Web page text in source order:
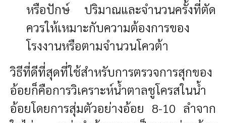
หรือปักษ์ ปริมาณและจำนวนครั้งที่ตัด
ควรให้เหมาะกับความต้องการของ
โรงงานหรือตามจำนวนโควต้า
วิธีที่ดีที่สุดที่ใช้สำหรับการตรวจการสุกของ
อ้อยก็คือการวิเคราะห์น้ำตาลชูโครสในน้ำ
อ้อยโดยการสุ่มตัวอย่างอ้อย 8-10 ลำจาก